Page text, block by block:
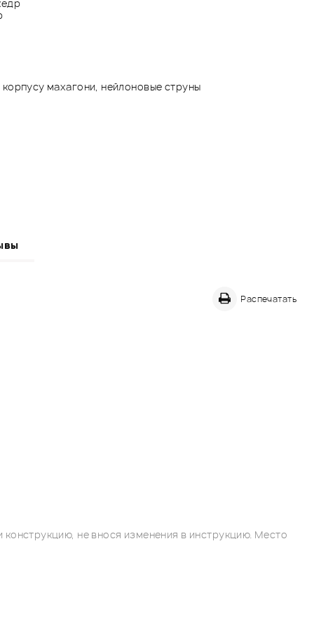
корпусу махагони, нейлоновые струны
Распечатать
не внося изменения в инструкцию. Место